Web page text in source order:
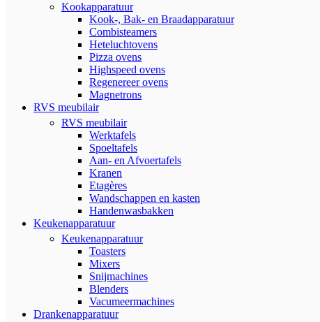
Kookapparatuur
Kook-, Bak- en Braadapparatuur
Combisteamers
Heteluchtovens
Pizza ovens
Highspeed ovens
Regenereer ovens
Magnetrons
RVS meubilair
RVS meubilair
Werktafels
Spoeltafels
Aan- en Afvoertafels
Kranen
Etagères
Wandschappen en kasten
Handenwasbakken
Keukenapparatuur
Keukenapparatuur
Toasters
Mixers
Snijmachines
Blenders
Vacumeermachines
Drankenapparatuur